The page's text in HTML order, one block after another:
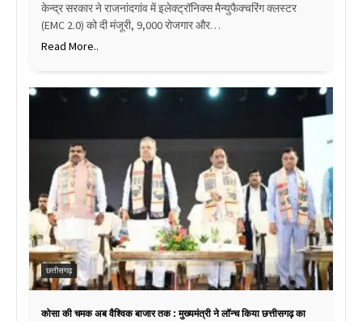
केन्द्र सरकार ने राजनांदगांव में इलेक्ट्रॉनिक्स मैन्युफैक्चरिंग क्लस्टर
(EMC 2.0) को दी मंजूरी, 9,000 रोजगार और…
Read More..
छत्तीसगढ़
कोसा की चमक अब वैश्विक बाजार तक : मुख्यमंत्री ने लॉन्च किया छत्तीसगढ़ का